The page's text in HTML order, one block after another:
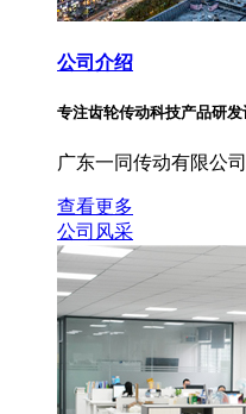
公司介绍
专注齿轮传动科技产品研
广东一同传动有限公
查看更多
公司风采